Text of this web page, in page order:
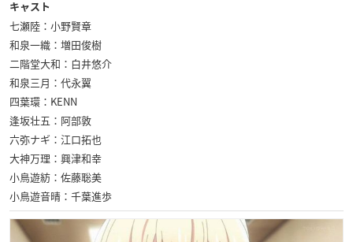
キャスト
七瀬陸：小野賢章
和泉一織：増田俊樹
二階堂大和：白井悠介
和泉三月：代永翼
四葉環：KENN
逢坂壮五：阿部敦
六弥ナギ：江口拓也
大神万理：興津和幸
小鳥遊紡：佐藤聡美
小鳥遊音晴：千葉進歩